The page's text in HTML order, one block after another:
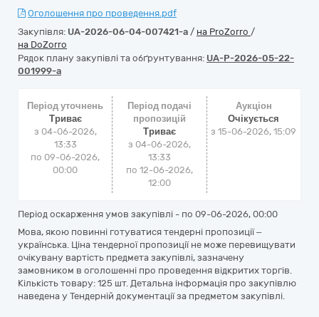
Оголошення про проведення.pdf
Закупівля: UA-2026-06-04-007421-a / на ProZorro /
на DoZorro
Рядок плану закупівлі та обґрунтування: UA-P-2026-05-22-
001999-a
Період уточнень
Триває
з 04-06-2026,
13:33
по 09-06-2026,
00:00
Період подачі
пропозицій
Триває
з 04-06-2026,
13:33
по 12-06-2026,
12:00
Аукціон
Очікується
з15-06-2026, 15:09
Період оскарження умов закупівлі - по 09-06-2026, 00:00
Мова, якою повинні готуватися тендерні пропозиції –
українська. Ціна тендерної пропозиції не може перевищувати
очікувану вартість предмета закупівлі, зазначену
замовником в оголошенні про проведення відкритих торгів.
Кількість товару: 125 шт. Детальна інформація про закупівлю
наведена у Тендерній документації за предметом закупівлі.